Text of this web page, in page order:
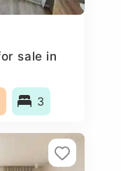
sale in
3